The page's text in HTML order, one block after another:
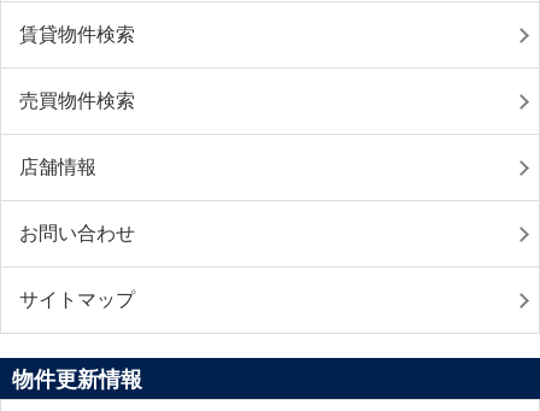
賃貸物件検索
売買物件検索
店舗情報
お問い合わせ
サイトマップ
物件更新情報